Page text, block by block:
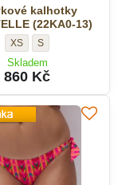
kalhotky
(22KA0-13)
Plavkové
kalhotky
CHANTELLE
13)
-
XS
Plavkové
kalhotky
CHANTELLE
13)
Velikost:
S
Skladem
860 Kč